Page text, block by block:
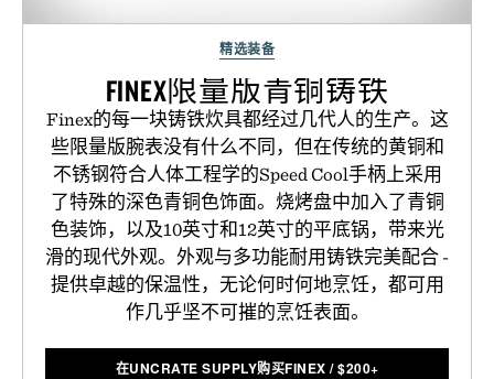
精选装备
FINEX限量版青铜铸铁
Finex的每一块铸铁炊具都经过几代人的生产。这
些限量版腕表没有什么不同，但在传统的黄铜和
不锈钢符合人体工程学的Speed Cool手柄上采用
了特殊的深色青铜色饰面。烧烤盘中加入了青铜
色装饰，以及10英寸和12英寸的平底锅，带来光
滑的现代外观。外观与多功能耐用铸铁完美配合 -
提供卓越的保温性，无论何时何地烹饪，都可用
作几乎坚不可摧的烹饪表面。
在UNCRATE SUPPLY购买FINEX /$200+